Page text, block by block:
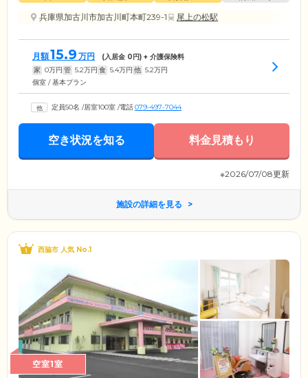
兵庫県加古川市加古川町本町239-1
尾上の松駅
月額15.9 万円 (入居金 0円) + 介護保険料
家 0万円 管 5.2万円 食 5.4万円 他 5.2万円
個室 / 基本プラン
定員50名 /居室100室 /電話079-497-7044
空き状況を知る 料金見積もり
※2026/07/08更新
施設の詳細を見る
西脇市 人気 No.1
空室1室